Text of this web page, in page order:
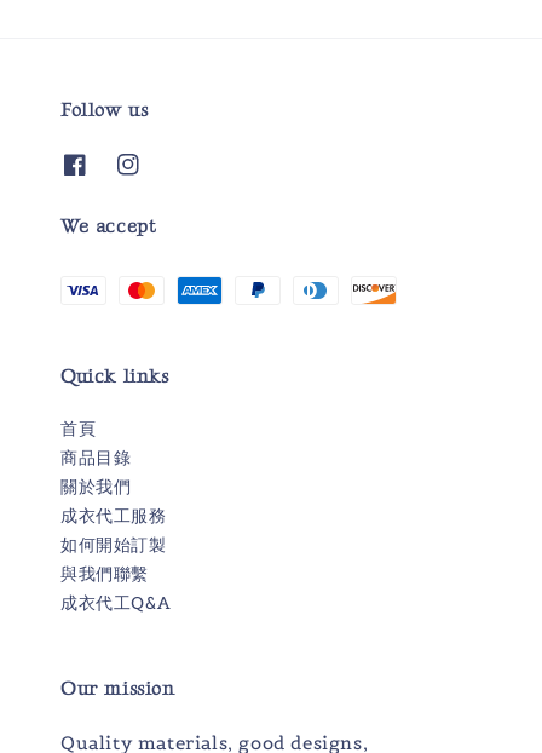
Follow us
We accept
Quick links
首頁
商品目錄
關於我們
成衣代工服務
如何開始訂製
與我們聯繫
成衣代工Q&A
Our mission
Quality materials, good designs,